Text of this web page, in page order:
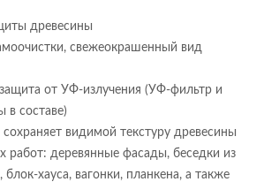
древесины
свежеокрашенный вид
от УФ-излучения (УФ-фильтр и
в составе)
сохраняет видимой текстуру древесины
работ: деревянные фасады, беседки из
блок-хауса, вагонки, планкена, а также